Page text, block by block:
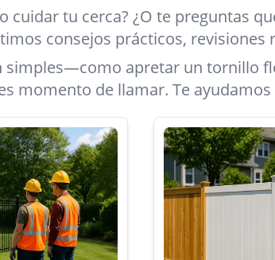
cuidar tu cerca? ¿O te preguntas
consejos prácticos,
simples—como apretar un tornillo
momento de llamar. Te